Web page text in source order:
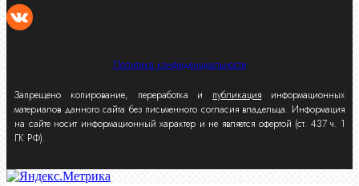
Политика конфиденциальности
Запрещено копирование, переработка и публикация информационных
материалов данного сайта без письменного согласия владельца. Информация
на сайте носит информационный характер и не является офертой (ст. 437 ч. 1
ГК РФ).